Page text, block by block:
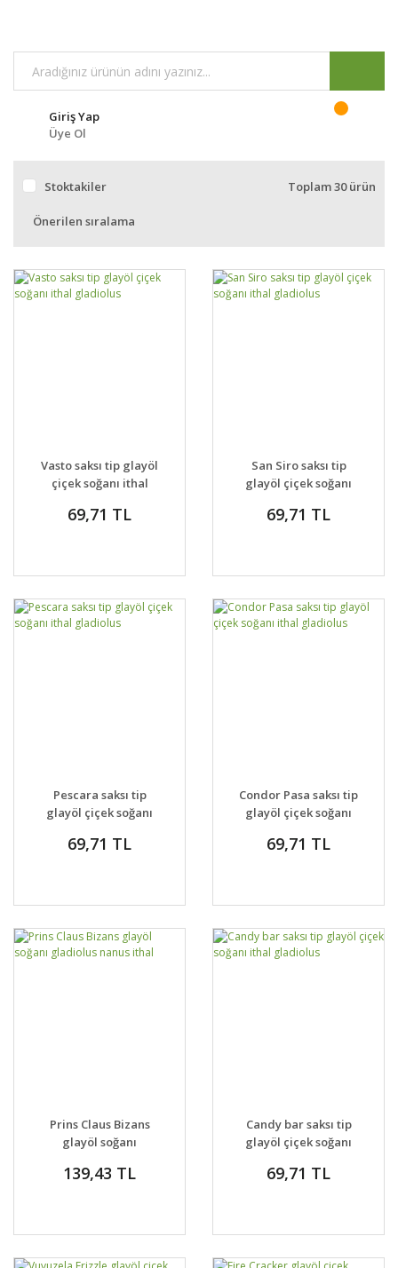
Giriş Yap
Üye Ol
Stoktakiler Toplam 30 ürün
Vasto saksı tip glayöl
çiçek soğanı ithal
69,71 TL
San Siro saksı tip
glayöl çiçek soğanı
69,71 TL
Pescara saksı tip
glayöl çiçek soğanı
69,71 TL
Condor Pasa saksı tip
glayöl çiçek soğanı
69,71 TL
Prins Claus Bizans
glayöl soğanı
139,43 TL
Candy bar saksı tip
glayöl çiçek soğanı
69,71 TL